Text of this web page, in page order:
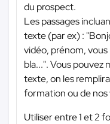
du prospect.
Les passages
texte (par ex) :
vidéo, prénom,
bla...". Vous pouvez
texte, on les
formation ou de
Utiliser entre 1 et 2